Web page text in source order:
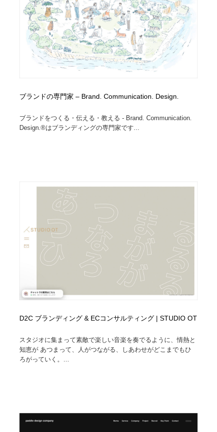
ブランドの専門家 – Brand. Communication. Design.
ブランドをつくる・伝える・教える - Brand. Communication.
Design.®はブランディングの専門家です...
D2C ブランディング & ECコンサルティング | STUDIO OT
スタジオに集まって素敵で楽しい音楽を奏でるように、情熱と
知恵が あつまって、人がつながる、しあわせがどこまでもひ
ろがっていく。...